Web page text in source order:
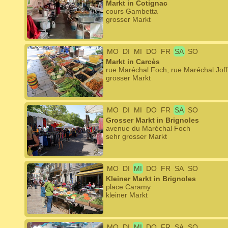
Markt in Cotignac
cours Gambetta
grosser Markt
MO DI MI DO FR SA SO
Markt in Carcès
rue Maréchal Foch, rue Maréchal
grosser Markt
MO DI MI DO FR SA SO
Grosser Markt in Brignoles
avenue du Maréchal Foch
sehr grosser Markt
MO DI MI DO FR SA SO
Kleiner Markt in Brignoles
place Caramy
kleiner Markt